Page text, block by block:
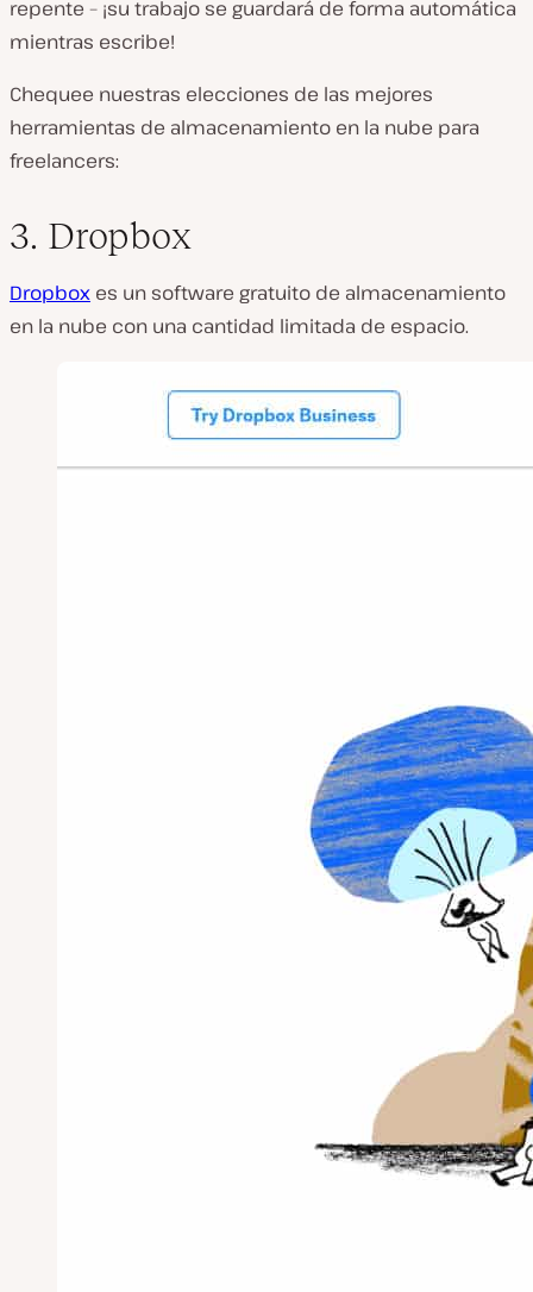
repente – ¡su trabajo se guardará de forma automática
mientras escribe!
Chequee nuestras elecciones de las mejores
herramientas de almacenamiento en la nube para
freelancers:
3. Dropbox
Dropbox es un software gratuito de almacenamiento
en la nube con una cantidad limitada de espacio.